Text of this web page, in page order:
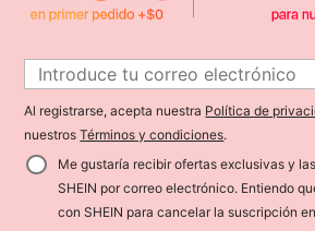
Al registrarse, acepta nuestra Política de
nuestrosTérminos y condiciones.
Me gustaría recibir ofertas exclusivas y
SHEIN por correo electrónico. Entiendo
con SHEIN para cancelar la suscripción